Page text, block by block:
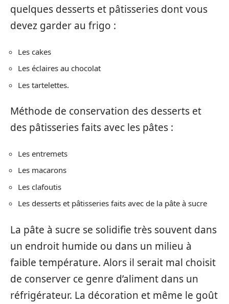
quelques desserts et pâtisseries dont vous
devez garder au frigo :
Les cakes
Les éclaires au chocolat
Les tartelettes.
Méthode de conservation des desserts et
des pâtisseries faits avec les pâtes :
Les entremets
Les macarons
Les clafoutis
Les desserts et pâtisseries faits avec de la pâte à sucre
La pâte à sucre se solidifie très souvent dans
un endroit humide ou dans un milieu à
faible température. Alors il serait mal choisit
de conserver ce genre d’aliment dans un
réfrigérateur. La décoration et même le goût